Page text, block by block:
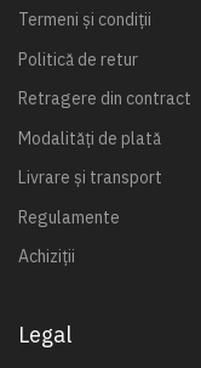
Termeni și condiții
Politică de retur
Retragere din contract
Modalități de plată
Livrare și transport
Regulamente
Achiziții
Legal